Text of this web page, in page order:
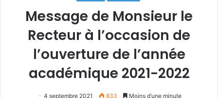
Message de Monsieur le
Recteur à l’occasion de
l’ouverture de l’année
académique 2021-2022
4 septembre 2021 833 Moins d’une minute